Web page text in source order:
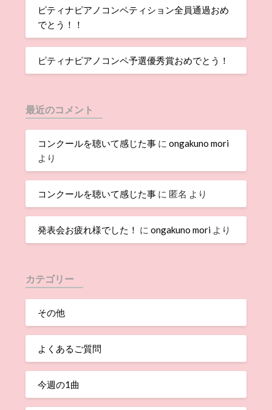
ピティナピアノコンペティション全員通過おめ
でとう！！
ピティナピアノコンペ予選優秀賞おめでとう！
最近のコメント
コンクールを聴いて感じた事 にongakuno mori
より
コンクールを聴いて感じた事 に 匿名 より
発表会お疲れ様でした！ にongakuno mori より
カテゴリー
その他
よくあるご質問
今週の1曲